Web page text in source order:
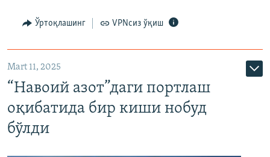
Ўртоқлашинг VPNсиз ўқиш
Mart 11, 2025
“Навоий азот”даги портлаш
оқибатида бир киши нобуд
бўлди